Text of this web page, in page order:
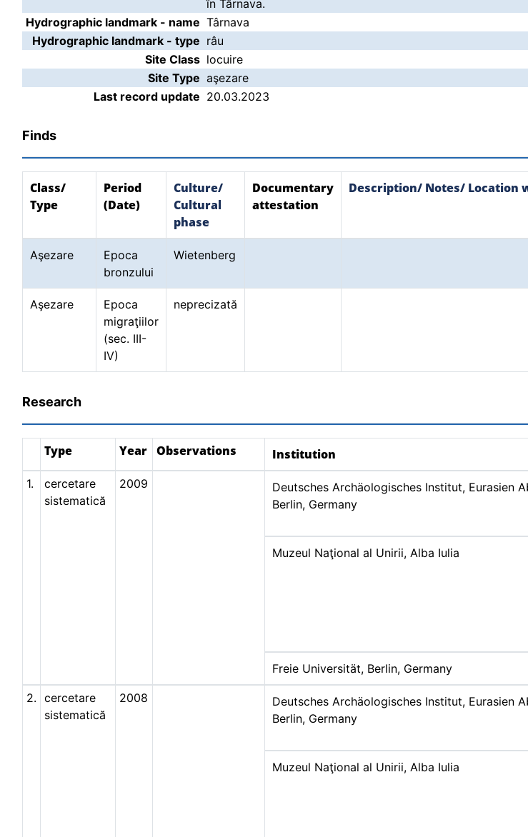
în Târnava.
Hydrographic landmark - name Târnava
Hydrographic landmark - type râu
Site Class locuire
Site Type aşezare
Last record update 20.03.2023
Finds
Class/
Type
Period
(Date)
Culture/
Cultural
phase
Documentary
attestation
Description/ Notes/ Location
Aşezare
Epoca
bronzului
Wietenberg
Aşezare
Epoca
migraţiilor
(sec. III-
IV)
neprecizată
Research
Type Year Observations Institution
1.
cercetare
sistematică
2009
Deutsches Archäologisches Institut, Eurasien
Berlin, Germany
Muzeul Naţional al Unirii, Alba Iulia
Freie Universität, Berlin, Germany
2. cercetare
sistematică
2008
Deutsches Archäologisches Institut, Eurasien
Berlin, Germany
Muzeul Naţional al Unirii, Alba Iulia